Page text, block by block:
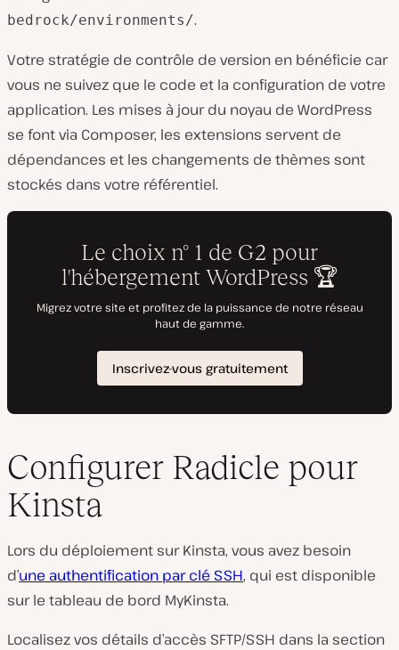
bedrock/environments/.
Votre stratégie de contrôle de version en bénéficie car
vous ne suivez que le code et la configuration de votre
application. Les mises à jour du noyau de WordPress
se font via Composer, les extensions servent de
dépendances et les changements de thèmes sont
stockés dans votre référentiel.
Configurer Radicle pour
Kinsta
Lors du déploiement sur Kinsta, vous avez besoin
d’une authentification par clé SSH, qui est disponible
sur le tableau de bord MyKinsta.
Localisez vos détails d’accès SFTP/SSH dans la section